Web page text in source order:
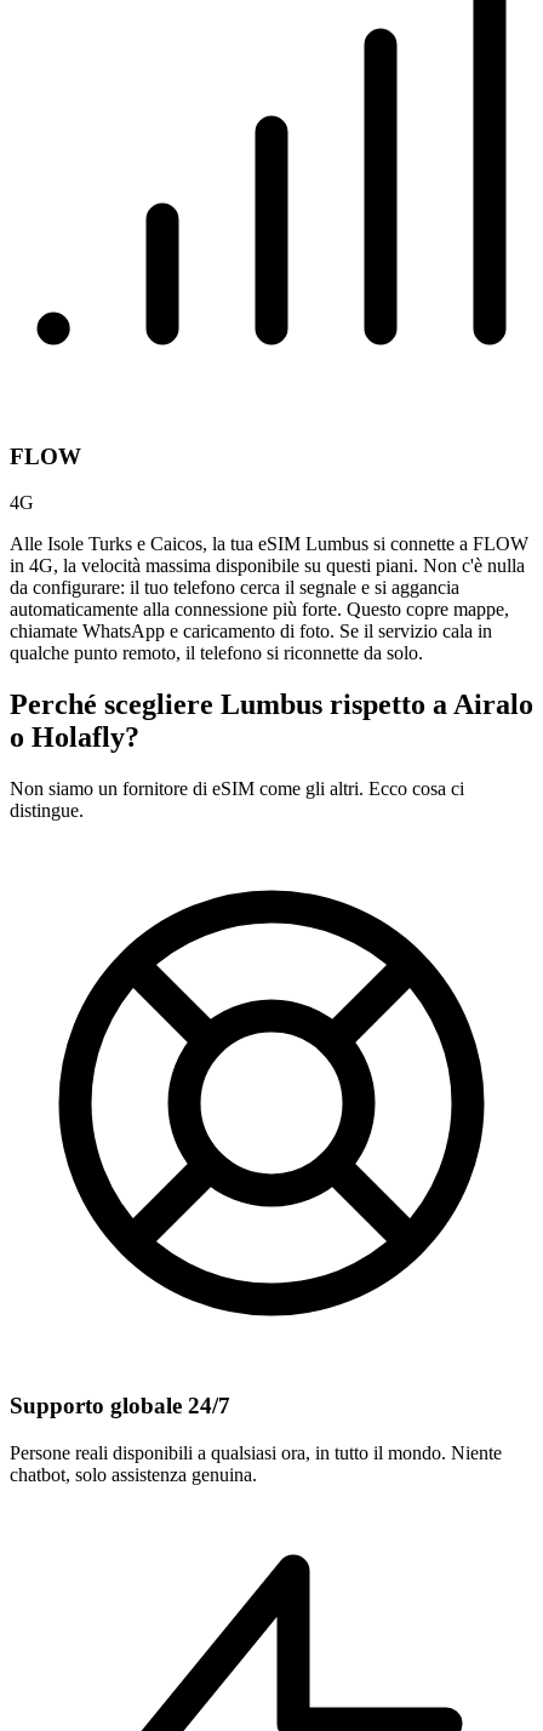
FLOW
4G
Alle Isole Turks e Caicos, la tua eSIM Lumbus si connette a FLOW
in 4G, la velocità massima disponibile su questi piani. Non c'è nulla
da configurare: il tuo telefono cerca il segnale e si aggancia
automaticamente alla connessione più forte. Questo copre mappe,
chiamate WhatsApp e caricamento di foto. Se il servizio cala in
qualche punto remoto, il telefono si riconnette da solo.
Perché scegliere Lumbus rispetto aAiralo
o Holafly?
Non siamo un fornitore di eSIM come gli altri. Ecco cosa ci
distingue.
Supporto globale 24/7
Persone reali disponibili a qualsiasi ora, in tutto il mondo. Niente
chatbot, solo assistenza genuina.